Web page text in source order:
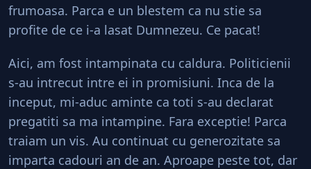
frumoasa. Parca e un blestem ca nu stie sa
profite de ce i-a lasat Dumnezeu. Ce pacat!
Aici, am fost intampinata cu caldura. Politicienii
s-au intrecut intre ei in promisiuni. Inca de la
inceput, mi-aduc aminte ca toti s-au declarat
pregatiti sa ma intampine. Fara exceptie! Parca
traiam un vis. Au continuat cu generozitate sa
imparta cadouri an de an. Aproape peste tot, dar